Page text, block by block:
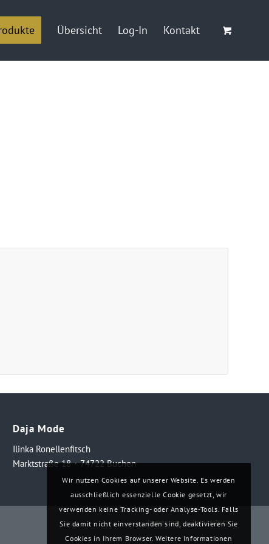
Übersicht Log-In Kontakt
Daja Mode
Ilinka Ronellenfitsch
Marktstraße 18・74722 Buchen
Impressum Datenschutz
Wir nutzen Cookies auf unserer Website. Es werden
ausschließlich essenzielle Cookie gesetzt, wir
verwenden keine Tracking- oder Analyse-Tools. Falls
Sie damit nicht einverstanden sind, deaktivieren Sie
Cookies in Ihrem Browser. Weitere Informationen